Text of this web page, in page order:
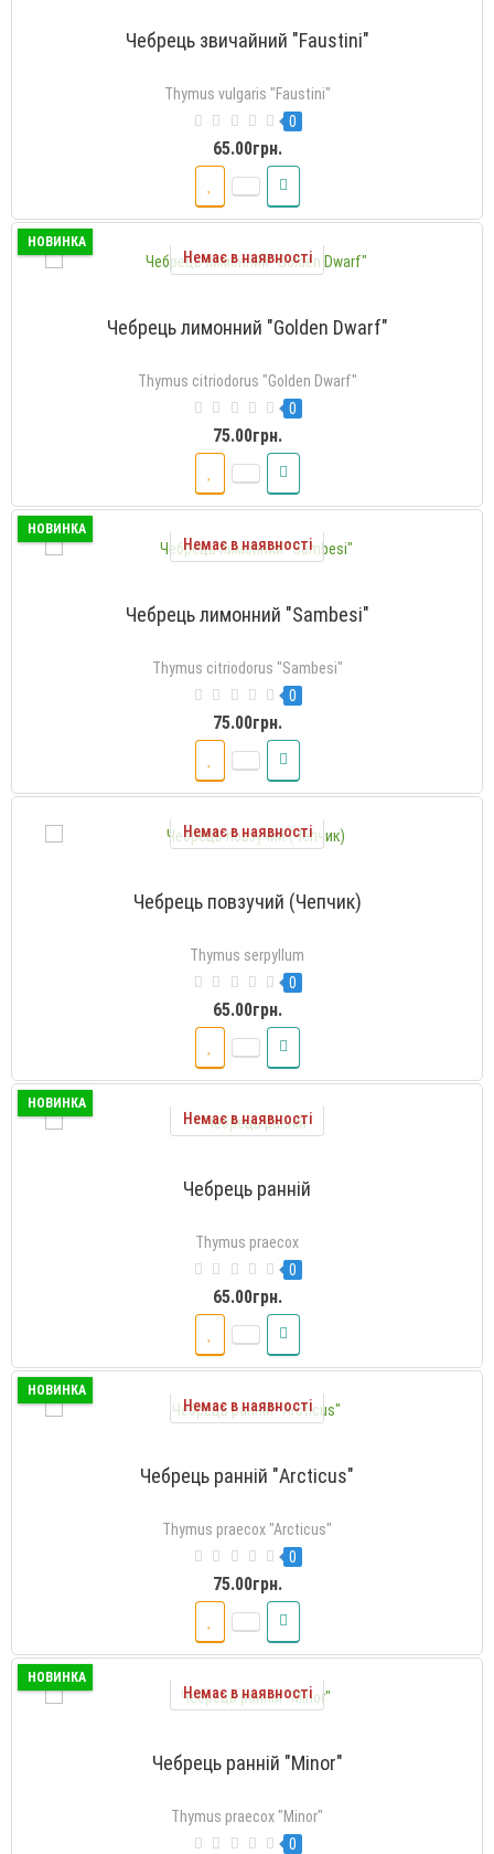
Чебрець звичайний "Faustini"
Thymus vulgaris "Faustini"
0
65.00грн.
НОВИНКА
Немає в наявності
Чебрець лимонний "Golden Dwarf"
Thymus citriodorus "Golden Dwarf"
0
75.00грн.
НОВИНКА
Немає в наявності
Чебрець лимонний "Sambesi"
Thymus citriodorus "Sambesi"
0
75.00грн.
Немає в наявності
Чебрець повзучий (Чепчик)
Thymus serpyllum
0
65.00грн.
НОВИНКА
Немає в наявності
Чебрець ранній
Thymus praecox
0
65.00грн.
НОВИНКА
Немає в наявності
Чебрець ранній "Arcticus"
Thymus praecox "Arcticus"
0
75.00грн.
НОВИНКА
Немає в наявності
Чебрець ранній "Minor"
Thymus praecox "Minor"
0